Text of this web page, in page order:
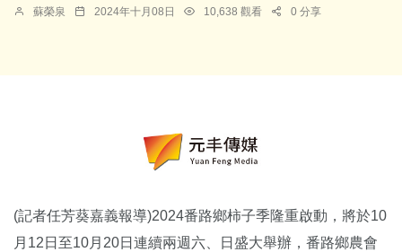
蘇榮泉 2024年十月08日 10,638 觀看 0 分享
(記者任芳葵嘉義報導)2024番路鄉柿子季隆重啟動，將於10
月12日至10月20日連續兩週六、日盛大舉辦，番路鄉農會